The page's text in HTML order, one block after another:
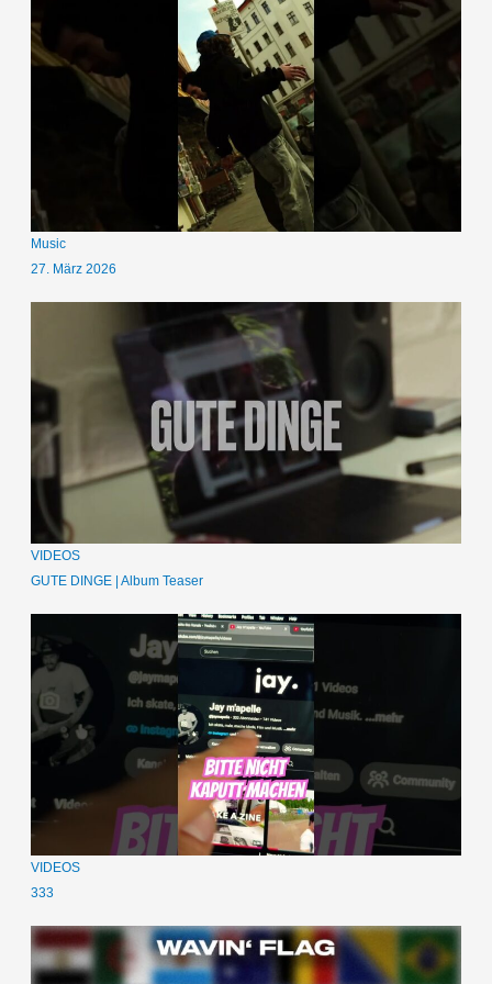
Music
27. März 2026
VIDEOS
GUTE DINGE | Album Teaser
VIDEOS
333